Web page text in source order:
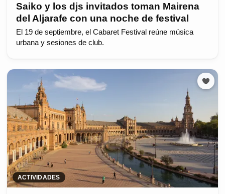
Saiko y los djs invitados toman Mairena
del Aljarafe con una noche de festival
El 19 de septiembre, el Cabaret Festival reúne música
urbana y sesiones de club.
ACTIVIDADES